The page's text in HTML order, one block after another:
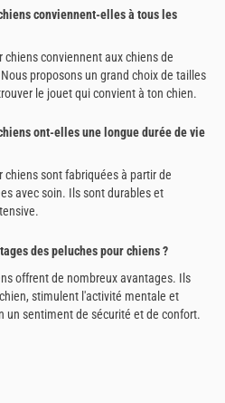
conviennent-elles à tous les
chiens conviennent aux chiens de
proposons un grand choix de tailles
le jouet qui convient à ton chien.
ont-elles une longue durée de vie
chiens sont fabriquées à partir de
avec soin. Ils sont durables et
des peluches pour chiens ?
offrent de nombreux avantages. Ils
stimulent l'activité mentale et
un sentiment de sécurité et de confort.